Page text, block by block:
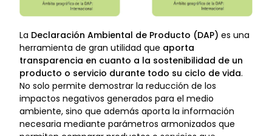
La Declaración Ambiental de Producto (DAP) es una
herramienta de gran utilidad que aporta
transparencia en cuanto a la sostenibilidad de un
producto o servicio durante todo su ciclo de vida.
No solo permite demostrar la reducción de los
impactos negativos generados para el medio
ambiente, sino que además aporta la información
necesaria mediante parámetros armonizados que